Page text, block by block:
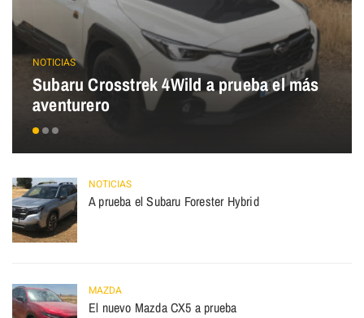
NOTICIAS
Subaru Crosstrek 4Wild a prueba el más
aventurero
NOTICIAS
A prueba el Subaru Forester Hybrid
MAZDA
El nuevo Mazda CX5 a prueba